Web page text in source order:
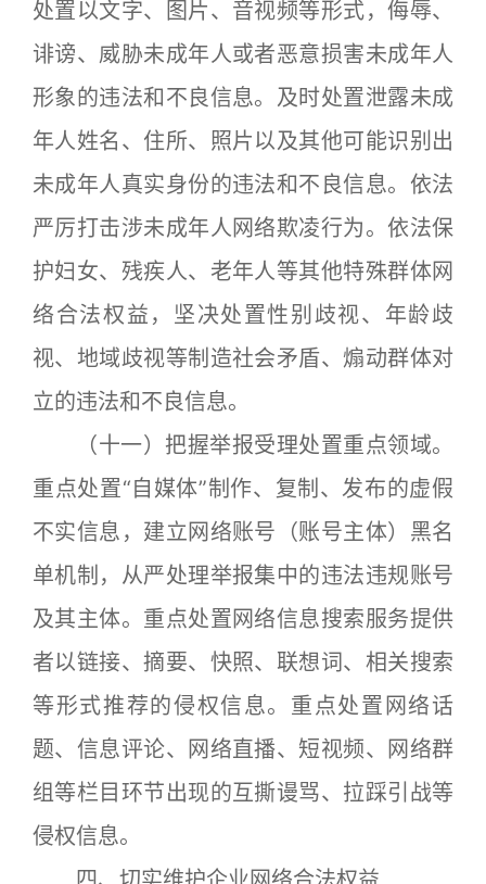
处置以文字、图片、音视频等形式，侮辱、
诽谤、威胁未成年人或者恶意损害未成年人
形象的违法和不良信息。及时处置泄露未成
年人姓名、住所、照片以及其他可能识别出
未成年人真实身份的违法和不良信息。依法
严厉打击涉未成年人网络欺凌行为。依法保
护妇女、残疾人、老年人等其他特殊群体网
络合法权益，坚决处置性别歧视、年龄歧
视、地域歧视等制造社会矛盾、煽动群体对
立的违法和不良信息。
（十一）把握举报受理处置重点领域。
重点处置“自媒体”制作、复制、发布的虚假
不实信息，建立网络账号（账号主体）黑名
单机制，从严处理举报集中的违法违规账号
及其主体。重点处置网络信息搜索服务提供
者以链接、摘要、快照、联想词、相关搜索
等形式推荐的侵权信息。重点处置网络话
题、信息评论、网络直播、短视频、网络群
组等栏目环节出现的互撕谩骂、拉踩引战等
侵权信息。